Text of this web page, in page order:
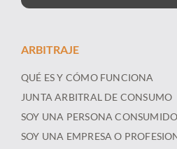
ARBITRAJE
QUÉ ES Y CÓMO FUNCIONA
JUNTA ARBITRAL DE CONSUMO
SOY UNA PERSONA
SOY UNA EMPRESA O